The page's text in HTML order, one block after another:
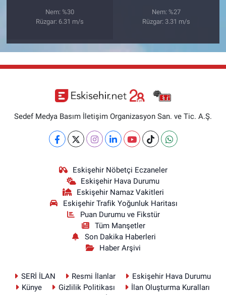
Nem: %30
Rüzgar: 6.31 m/s
Nem: %27
Rüzgar: 3.31 m/s
Sedef Medya Basım İletişim Organizasyon San. ve Tic. A.Ş.
Eskişehir Nöbetçi Eczaneler
Eskişehir Hava Durumu
Eskişehir Namaz Vakitleri
Eskişehir Trafik Yoğunluk Haritası
Puan Durumu ve Fikstür
Tüm Manşetler
Son Dakika Haberleri
Haber Arşivi
SERİ İLAN Resmi İlanlar
Eskişehir Hava Durumu
Künye
Gizlilik Politikası
İlan Oluşturma Kuralları